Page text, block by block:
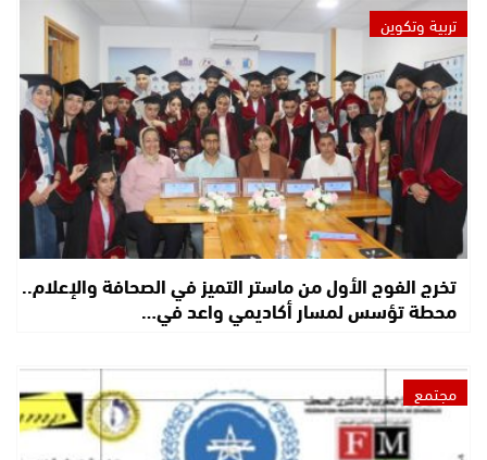
تربية وتكوين
تخرج الفوج الأول من ماستر التميز في الصحافة والإعلام..
محطة تؤسس لمسار أكاديمي واعد في…
مجتمع